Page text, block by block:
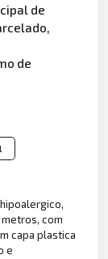
de
de
com
capa plastica
e